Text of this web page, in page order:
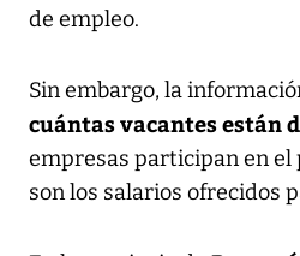
de empleo.
Sin embargo, la
cuántas vacantes están
empresas participan en el
son los salarios ofrecidos